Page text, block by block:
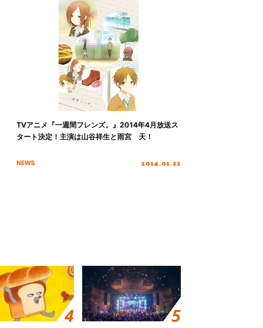
TVアニメ『一週間フレンズ。』2014年4月放送ス
タート決定！主演は山谷祥生と雨宮 天！
NEWS 2014.01.22